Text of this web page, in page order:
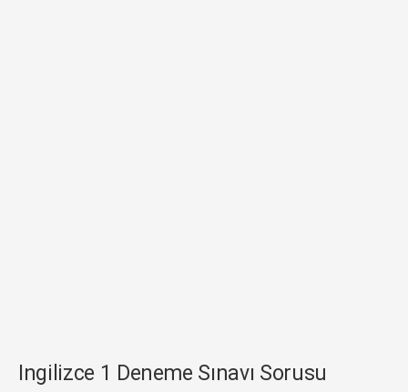
Ingilizce 1 Deneme Sınavı Sorusu